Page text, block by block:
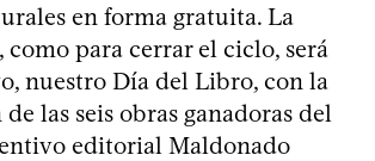
en forma gratuita. La
para cerrar el ciclo, será
nuestro Día del Libro, con la
las seis obras ganadoras del
editorial Maldonado